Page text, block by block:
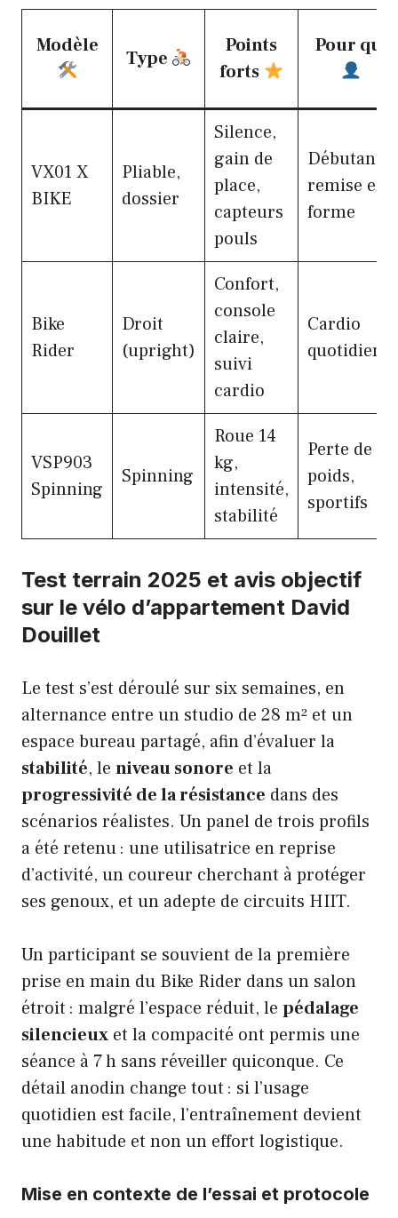
Modèle
Type
Points
forts
Pour qui
VX01 X
BIKE
Pliable,
dossier
Silence,
gain de
place,
capteurs
pouls
Débutants,
remise en
forme
Bike
Rider
Droit
(upright)
Confort,
console
claire,
suivi
cardio
Cardio
quotidien
VSP903
Spinning
Spinning
Roue 14
kg,
intensité,
stabilité
Perte de
poids,
sportifs
Test terrain 2025 et avis objectif
sur le vélo d’appartement David
Douillet
Le test s’est déroulé sur six semaines, en
alternance entre un studio de 28 m² et un
espace bureau partagé, afin d’évaluer la
stabilité, le niveau sonore et la
progressivité de la résistance dans des
scénarios réalistes. Un panel de trois profils
a été retenu : une utilisatrice en reprise
d’activité, un coureur cherchant à protéger
ses genoux, et un adepte de circuits HIIT.
Un participant se souvient de la première
prise en main du Bike Rider dans un salon
étroit : malgré l’espace réduit, le pédalage
silencieux et la compacité ont permis une
séance à 7 h sans réveiller quiconque. Ce
détail anodin change tout : si l’usage
quotidien est facile, l’entraînement devient
une habitude et non un effort logistique.
Mise en contexte de l’essai et protocole